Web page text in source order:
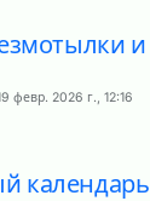
и
февр. 2026 г., 12:16
календарь